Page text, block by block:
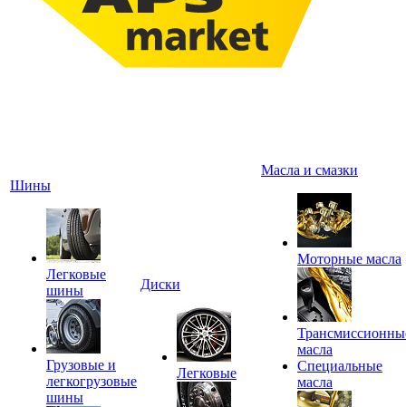
Шины
Легковые
шины
Грузовые и
легкогрузовые
шины
Диски
Легковые
Масла и смазки
Моторные масла
масла
Специальные
масла